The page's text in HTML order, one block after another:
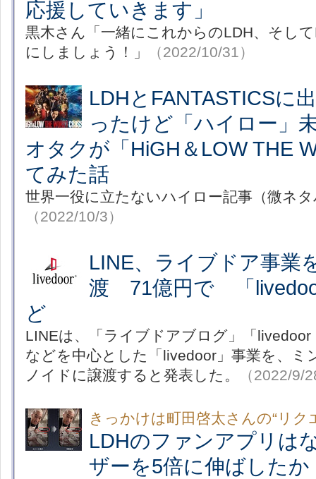
応援していきます」
黒木さん「一緒にこれからのLDH、そし
にしましょう！」
（2022/10/31）
LDHとFANTASTICSに
ったけど「ハイロー」
オタクが「HiGH＆LOW THE
てみた話
世界一役に立たないハイロー記事（微ネ
（2022/10/3）
LINE、ライブドア事業
渡 71億円で 「
ど
LINEは、「ライブドアブログ」「
などを中心とした「livedoor」事業を、ミ
ノイドに譲渡すると発表した。
（2022/9/
きっかけは町田啓太さんの“リク
LDHのファンアプリは
ザーを5倍に伸ばした